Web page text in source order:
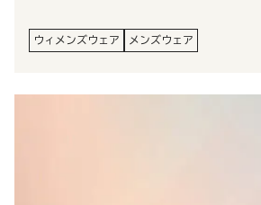
ウィメンズウェア メンズウェア